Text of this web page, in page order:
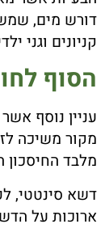
דורש מים, שמש
קניונים וגני
הסוף
עניין נוסף
מקור משיכה
מלבד החיסכון
דשא סינטטי,
ארוכות על